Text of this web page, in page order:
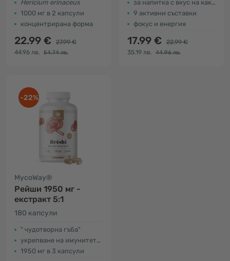
Hericium erinaceus
1000 мг в 2 капсули
концентрирана форма
22.99 €
27.99 €
44.96 лв.
54.74 лв.
за напитка с вкус на какао
9 активни съставки
фокус и енергия
17.99 €
22.99 €
35.19 лв.
44.96 лв.
-22%
MycoWay®
Рейши 1950 мг -
екстракт 5:1
180 капсули
" чудотворна гъба"
укрепване на имунитета и кръвообращението
1950 мг в 3 капсули